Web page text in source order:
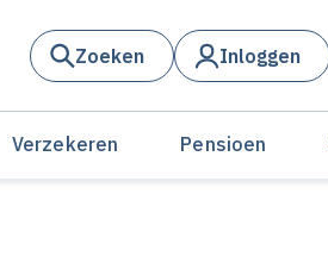
Zoeken Inloggen
Verzekeren Pensioen